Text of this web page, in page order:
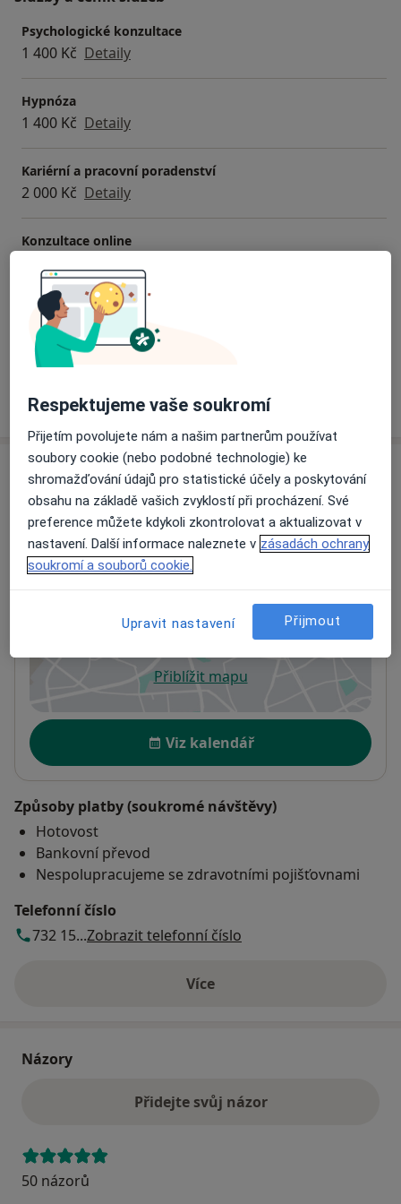
Psychologické konzultace
1 400 Kč Detaily
Hypnóza
1 400 Kč Detaily
Kariérní a pracovní poradenství
2 000 Kč Detaily
Konzultace online
Párová terapie
2 000 Kč Detaily
Jak fungují ceny?
Adresy (2)
Adresa 1 Adresa 2
Dejvice
Šlejnická 1 (zvonek Tres - Gruber, přízemí), Praha 6,
160 00
Přiblížit mapuse otevře v nové záložce
Dostupnost
Viz kalendář
Způsoby platby (soukromé návštěvy)
Hotovost
Bankovní převod
Nespolupracujeme se zdravotními pojišťovnami
Telefonní číslo
732 15...Zobrazit telefonní číslo
Víceo adrese
Názory
Přidejte svůj názor
50 názorů
Respektujeme vaše soukromí
Přijetím povolujete nám a našim partnerům používat
soubory cookie (nebo podobné technologie) ke
shromažďování údajů pro statistické účely a poskytování
obsahu na základě vašich zvyklostí při procházení. Své
preference můžete kdykoli zkontrolovat a aktualizovat v
nastavení. Další informace naleznete v zásadách ochrany
soukromí a souborů cookie.
Upravit nastavení Přijmout